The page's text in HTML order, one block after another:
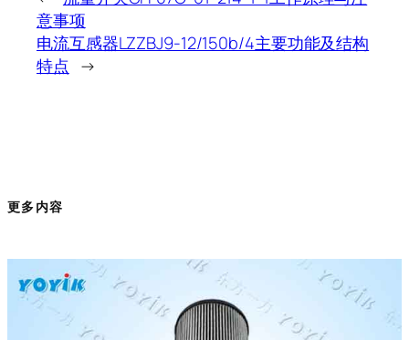
意事项
电流互感器LZZBJ9-12/150b/4主要功能及结构
特点 →
更多内容